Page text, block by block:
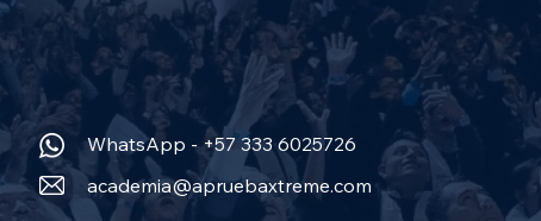
WhatsApp - +57 333 6025726
academia@apruebaxtreme.com